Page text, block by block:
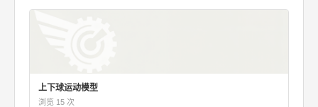
上下球运动模型
浏览 15 次